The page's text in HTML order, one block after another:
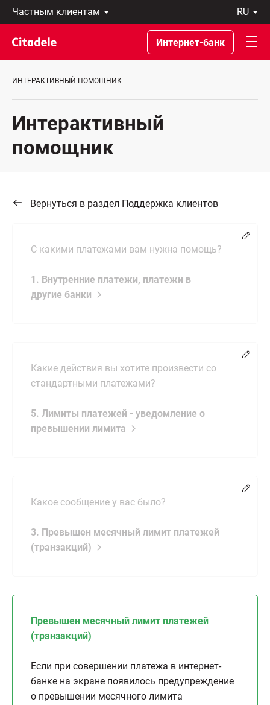
Частным
клиентам
Бизнес-
клиентам
О
C
ru
Eesti
По-
русски
In
Интернет-банк
ИНТЕРАКТИВНЫЙ ПОМОЩНИК
Интерактивный
помощник
Вернуться в раздел Поддержка клиентов
С какими платежами вам нужна помощь?
1. Внутренние платежи, платежи в
другие банки
Какие действия вы хотите произвести со
стандартными платежами?
5. Лимиты платежей - уведомление о
превышении лимита
Какое сообщение у вас было?
3. Превышен месячный лимит платежей
(транзакций)
Превышен месячный лимит платежей
(транзакций)
Если при совершении платежа в интернет-
банке на экране появилось предупреждение
о превышении месячного лимита